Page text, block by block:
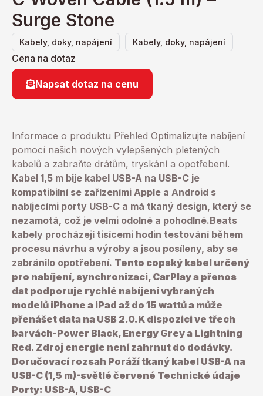
Kabely, doky, napájení Kabely, doky, napájení
Surge Stone
Cena na dotaz
Napsat dotaz na cenu
Informace o produktu Přehled Optimalizujte nabíjení
pomocí našich nových vylepšených pletených
kabelů a zabraňte drátům, tryskání a opotřebení.
Kabel 1,5 m bije kabel USB-A na USB-C je
kompatibilní se zařízeními Apple a Android s
nabíjecími porty USB-C a má tkaný design, který se
nezamotá, což je velmi odolné a pohodlné.Beats
kabely procházejí tisícemi hodin testování během
procesu návrhu a výroby a jsou posíleny, aby se
zabránilo opotřebení. Tento copský kabel určený
pro nabíjení, synchronizaci, CarPlay a přenos
dat podporuje rychlé nabíjení vybraných
modelů iPhone a iPad až do 15 wattů a může
přenášet data na USB 2.0.K dispozici ve třech
barvách-Power Black, Energy Grey a Lightning
Red. Zdroj energie není zahrnut do dodávky.
Doručovací rozsah Poráží tkaný kabel USB-A na
USB-C (1,5 m)-světlé červené Technické údaje
Porty: USB-A, USB-C